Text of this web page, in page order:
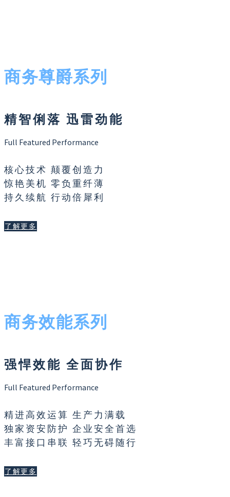
商务尊爵系列
精智俐落 迅雷劲能
Full Featured Performance
核心技术 颠覆创造力
惊艳美机 零负重纤薄
持久续航 行动倍犀利
了解更多
商务效能系列
强悍效能 全面协作
Full Featured Performance
精进高效运算 生产力满载
独家资安防护 企业安全首选
丰富接口串联 轻巧无碍随行
了解更多